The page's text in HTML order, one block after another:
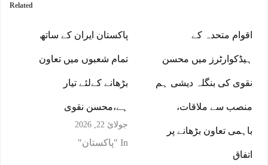
Related
پاکستان ایران کے ساتھ
تمام شعبوں میں تعاون
بڑھانے کےلئے تیار
ہے،محسن نقوی
جولائ 22, 2026
In "پاکستان"
اقوام متحدہ کے
ہیڈکوارٹرز میں محسن
نقوی کی بنگلہ دیشی ہم
منصب سے ملاقات،
باہمی تعاون بڑھانے پر
اتفاق